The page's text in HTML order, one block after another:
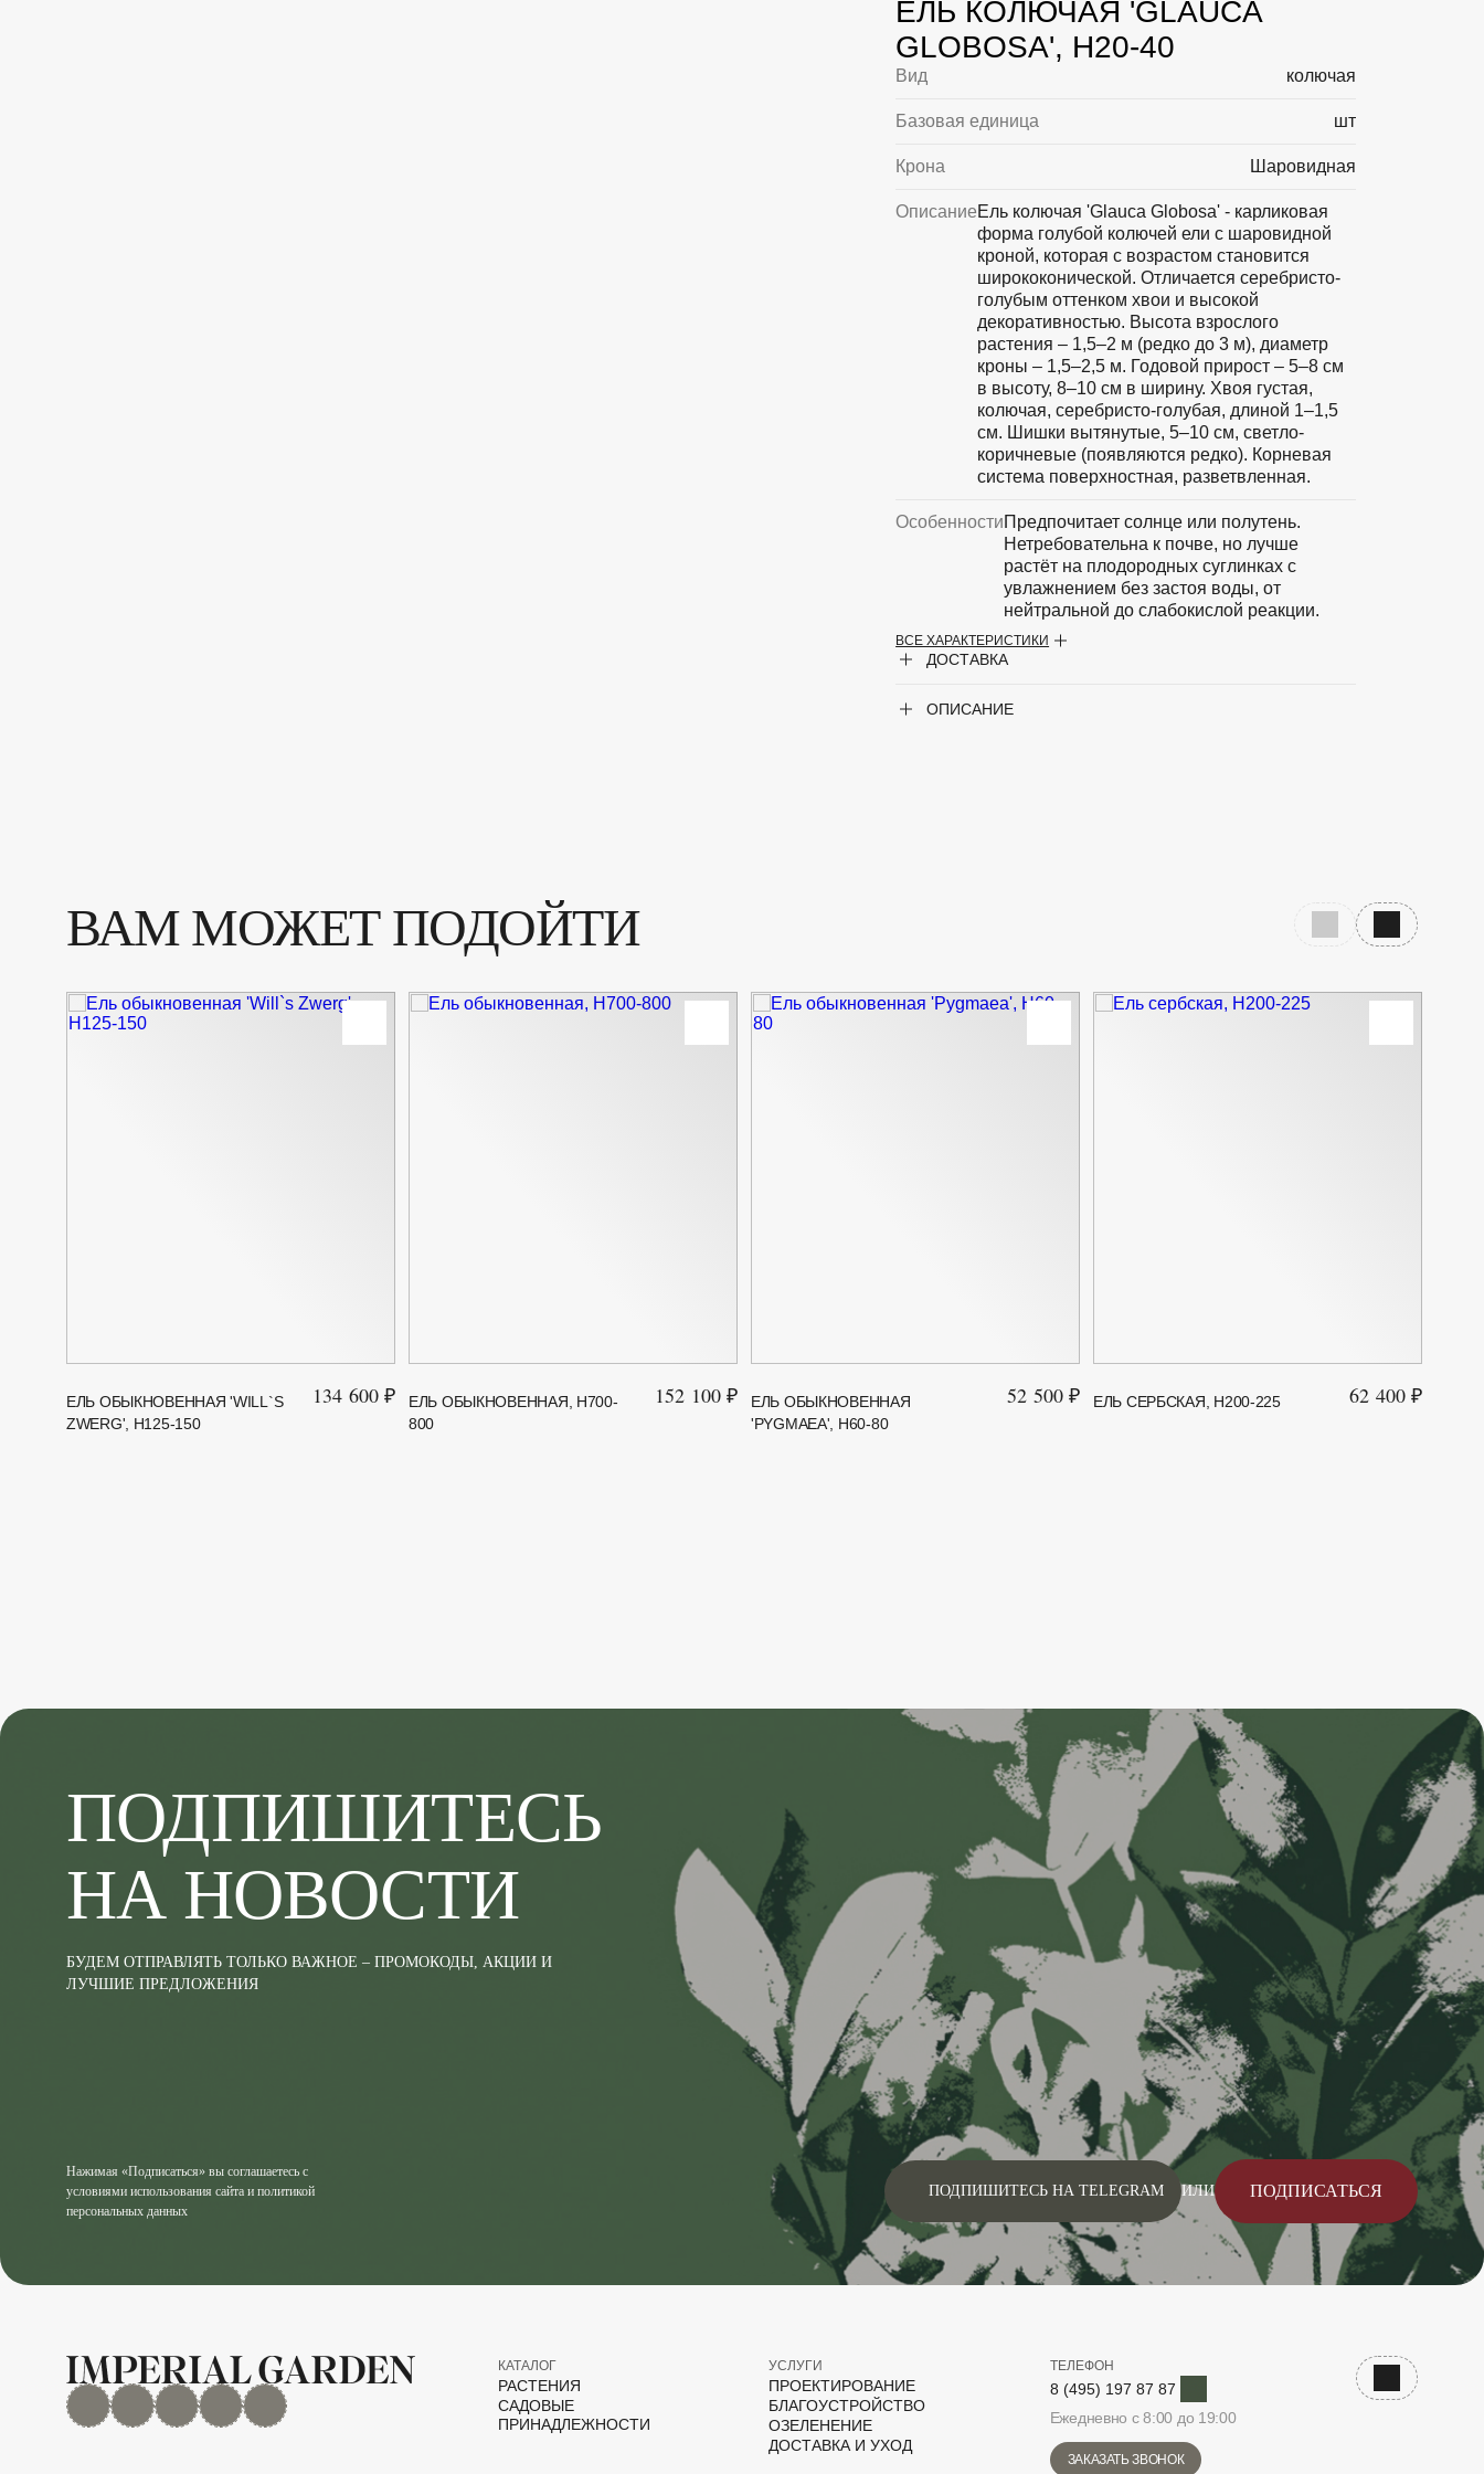
ЕЛЬ КОЛЮЧАЯ 'GLAUCA
GLOBOSA', H20-40
Вид колючая
Базовая единица шт
Крона Шаровидная
ОписаниеЕль колючая 'Glauca Globosa' - карликовая
форма голубой колючей ели с шаровидной
кроной, которая с возрастом становится
ширококонической. Отличается серебристо-
голубым оттенком хвои и высокой
декоративностью. Высота взрослого
растения – 1,5–2 м (редко до 3 м), диаметр
кроны – 1,5–2,5 м. Годовой прирост – 5–8 см
в высоту, 8–10 см в ширину. Хвоя густая,
колючая, серебристо-голубая, длиной 1–1,5
см. Шишки вытянутые, 5–10 см, светло-
коричневые (появляются редко). Корневая
система поверхностная, разветвленная.
ОсобенностиПредпочитает солнце или полутень.
Нетребовательна к почве, но лучше
растёт на плодородных суглинках с
увлажнением без застоя воды, от
нейтральной до слабокислой реакции.
Крупногабаритный товар
Род
ВСЕ ХАРАКТЕРИСТИКИ
ДОСТАВКА
ОПИСАНИЕ
ВАМ МОЖЕТ ПОДОЙТИ Предыдущий слайд
Следующий
ЕЛЬ ОБЫКНОВЕННАЯ 'WILL`S
ZWERG', H125-150
134 600 ₽
ЕЛЬ ОБЫКНОВЕННАЯ, H700-
800
152 100 ₽
ЕЛЬ ОБЫКНОВЕННАЯ
'PYGMAEA', H60-80
52 500 ₽ ЕЛЬ СЕРБСКАЯ, H200-225 62 400 ₽
ПОДПИШИТЕСЬ
НА НОВОСТИ
БУДЕМ ОТПРАВЛЯТЬ ТОЛЬКО ВАЖНОЕ – ПРОМОКОДЫ, АКЦИИ И
ЛУЧШИЕ ПРЕДЛОЖЕНИЯ
Нажимая «Подписаться» вы соглашаетесь с
условиями использования сайта и политикой
персональных данных
ПОДПИШИТЕСЬ НА TELEGRAM ИЛИ ПОДПИСАТЬСЯ
MAX Дзен YouTuberutubeTelegram
КАТАЛОГ
РАСТЕНИЯ
САДОВЫЕ
ПРИНАДЛЕЖНОСТИ
УСЛУГИ
ПРОЕКТИРОВАНИЕ
БЛАГОУСТРОЙСТВО
ОЗЕЛЕНЕНИЕ
ДОСТАВКА И УХОД
ТЕЛЕФОН
8 (495) 197 87 87
Ежедневно с 8:00 до 19:00
ЗАКАЗАТЬ ЗВОНОК
Наверх